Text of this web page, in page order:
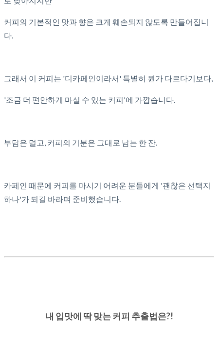
커피의 기본적인 맛과 향은 크게 훼손되지 않도록 만들어집니
다.
그래서 이 커피는 '디카페인이라서' 특별히 뭔가 다르다기보다,
'조금 더 편안하게 마실 수 있는 커피'에 가깝습니다.
부담은 덜고, 커피의 기분은 그대로 남는 한 잔.
카페인 때문에 커피를 마시기 어려운 분들에게 '괜찮은 선택지
하나'가 되길 바라며 준비했습니다.
내 입맛에 딱 맞는 커피 추출법은?!